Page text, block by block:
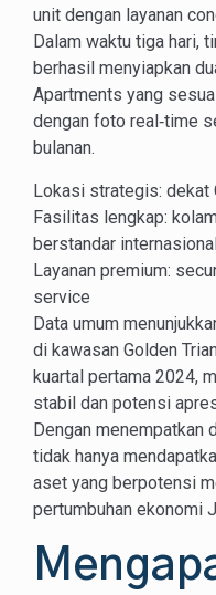
unit dengan layanan
Dalam waktu tiga hari,
berhasil menyiapkan
Apartments yang
dengan foto real‑time
bulanan.
Lokasi strategis: dekat
Fasilitas lengkap:
berstandar
Layanan premium:
service
Data umum
di kawasan Golden
kuartal pertama 2024,
stabil dan potensi
Dengan menempatkan
tidak hanya
aset yang berpotensi
pertumbuhan ekonomi